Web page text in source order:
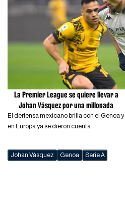
La Premier League se quiere llevar a
Johan Vásquez por una millonada
El derfensa mexicano brilla con el Genoa y
en Europa ya se dieron cuenta
Johan Vásquez Genoa Serie A